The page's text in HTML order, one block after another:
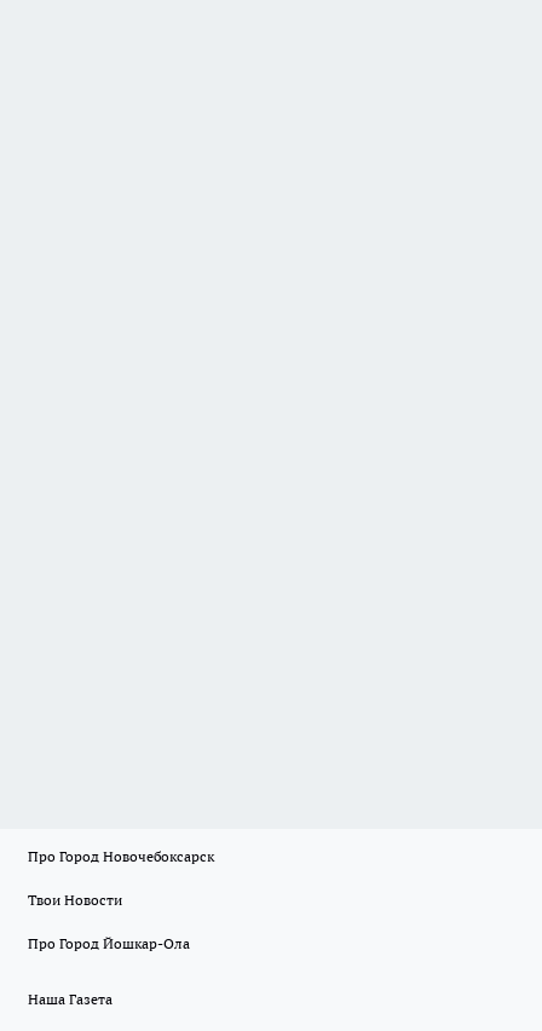
Про Город Новочебоксарск
Твои Новости
Про Город Йошкар-Ола
Наша Газета